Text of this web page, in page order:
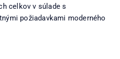
celkov v súlade s
požiadavkami moderného